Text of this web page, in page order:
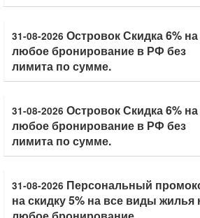
31-08-2026 Островок Скидка 6% на
любое бронирование в РФ без
лимита по сумме.
31-08-2026 Островок Скидка 6% на
любое бронирование в РФ без
лимита по сумме.
31-08-2026 Персональный
на скидку 5% на все виды жилья